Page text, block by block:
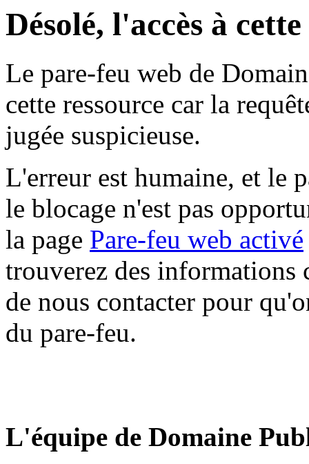
Désolé, l'accès à
Le pare-feu web de
cette ressource car la
jugée suspicieuse.
L'erreur est humaine, et le
le blocage n'est pas
la page Pare-feu web activé
trouverez des informations
de nous contacter pour
du pare-feu.
L'équipe de Domaine